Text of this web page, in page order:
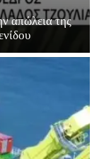
απώλεια της